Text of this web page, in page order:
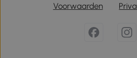
Voorwaarden